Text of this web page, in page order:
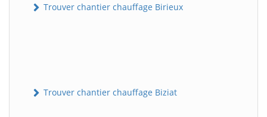
Trouver chantier chauffage Birieux
Trouver chantier chauffage Biziat